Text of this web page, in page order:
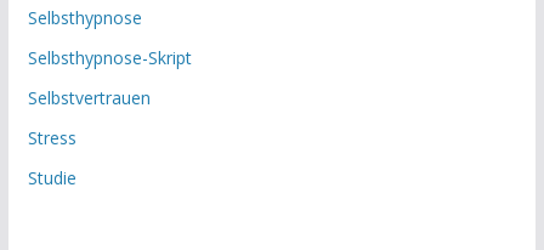
Selbsthypnose
Selbsthypnose-Skript
Selbstvertrauen
Stress
Studie